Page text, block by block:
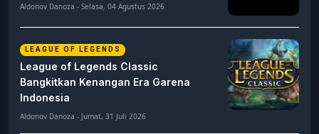
Aldonov Danoza - Selasa, 04 Agustus 2026
LEAGUE OF LEGENDS
League of Legends Classic
Bangkitkan Kenangan Era Garena
Indonesia
Aldonov Danoza - Jumat, 31 Juli 2026